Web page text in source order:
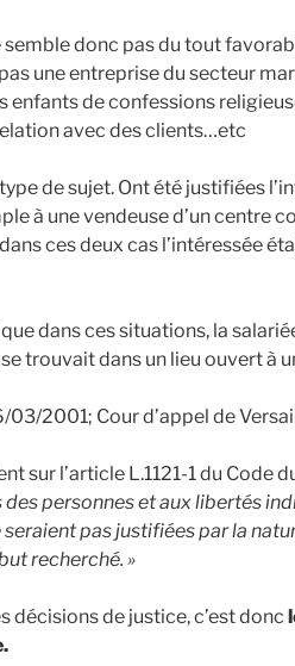
semble donc pas du tout
une entreprise du secteur
enfants de confessions
avec des clients…etc
de sujet. Ont été justifiées
à une vendeuse d’un centre
ces deux cas l’intéressée
dans ces situations, la
se trouvait dans un lieu ouvert à
03/2001; Cour d’appel de
sur l’article L.1121-1 du Code
personnes et aux libertés
pas justifiées par la
recherché. »
décisions de justice, c’est donc